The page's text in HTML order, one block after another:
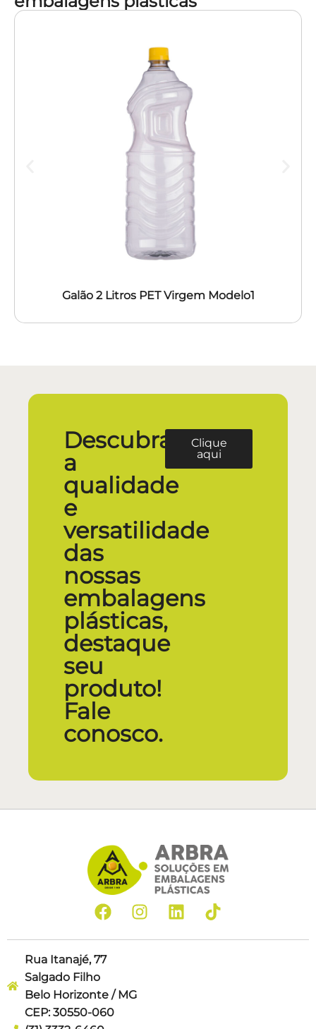
Galão 2 Litros PET Virgem Modelo1
Descubra
a
qualidade
e
versatilidade
das
nossas
embalagens
plásticas,
destaque
seu
produto!
Fale
conosco.
Clique
aqui
Rua Itanajé, 77
Salgado Filho
Belo Horizonte / MG
CEP: 30550-060